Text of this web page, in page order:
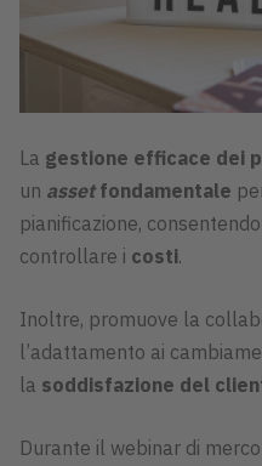
La gestione efficace dei
un assetfondamentale
pianificazione,
controllare i costi.
Inoltre, promuove la
l’adattamento ai
la soddisfazione del
Durante il webinar di